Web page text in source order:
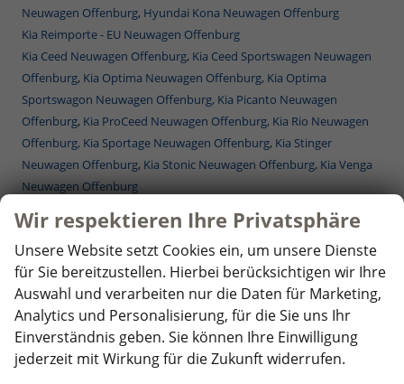
Neuwagen Offenburg, Hyundai Kona Neuwagen Offenburg
Kia Reimporte - EU Neuwagen Offenburg
Kia Ceed Neuwagen Offenburg, Kia Ceed Sportswagen Neuwagen
Offenburg, Kia Optima Neuwagen Offenburg, Kia Optima
Sportswagon Neuwagen Offenburg, Kia Picanto Neuwagen
Offenburg, Kia ProCeed Neuwagen Offenburg, Kia Rio Neuwagen
Offenburg, Kia Sportage Neuwagen Offenburg, Kia Stinger
Neuwagen Offenburg, Kia Stonic Neuwagen Offenburg, Kia Venga
Neuwagen Offenburg
Nissan Reimporte - EU Neuwagen Offenburg
Opel Reimporte - EU Neuwagen Offenburg
Peugeot Reimporte - EU Neuwagen Offenburg
Renault Reimporte - EU Neuwagen Offenburg
Seat Reimporte - EU Neuwagen Offenburg
Seat Alhambra Neuwagen Offenburg,Seat Arona Combi Neuwagen
Offenburg ,Seat Ateca Neuwagen Offenburg, Seat Ibiza Neuwagen
Wir respektieren Ihre Privatsphäre
Unsere Website setzt Cookies ein, um unsere Dienste
für Sie bereitzustellen. Hierbei berücksichtigen wir Ihre
Auswahl und verarbeiten nur die Daten für Marketing,
Analytics und Personalisierung, für die Sie uns Ihr
Einverständnis geben. Sie können Ihre Einwilligung
jederzeit mit Wirkung für die Zukunft widerrufen.